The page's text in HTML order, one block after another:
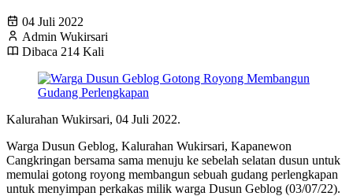
04 Juli 2022
Admin Wukirsari
Dibaca 214 Kali
Kalurahan Wukirsari, 04 Juli 2022.
Warga Dusun Geblog, Kalurahan Wukirsari, Kapanewon
Cangkringan bersama sama menuju ke sebelah selatan dusun untuk
memulai gotong royong membangun sebuah gudang perlengkapan
untuk menyimpan perkakas milik warga Dusun Geblog (03/07/22).